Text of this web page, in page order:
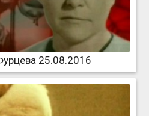
25.08.2016